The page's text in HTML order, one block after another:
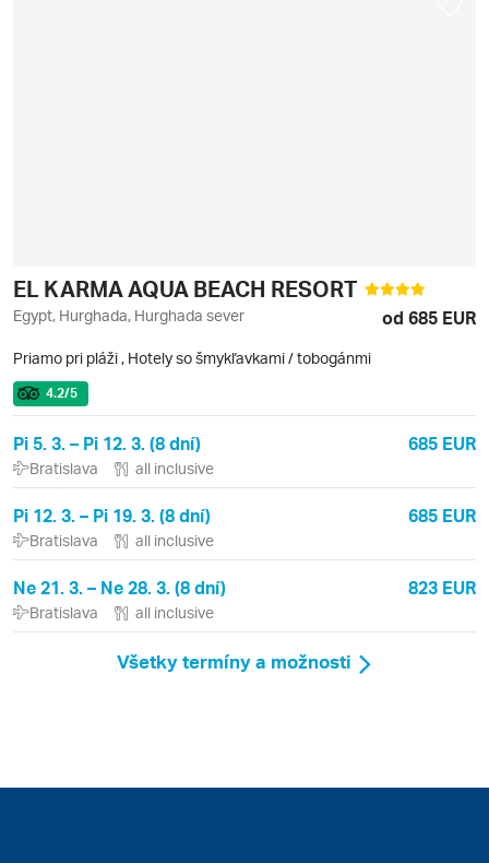
EL KARMA AQUA BEACH RESORT
Egypt, Hurghada, Hurghada sever od 685 EUR
Priamo pri pláži , Hotely so šmykľavkami / tobogánmi
4.2/5
Pi 5. 3. – Pi 12. 3. (8 dní) 685 EUR
Bratislava all inclusive
Pi 12. 3. – Pi 19. 3. (8 dní) 685 EUR
Bratislava all inclusive
Ne 21. 3. – Ne 28. 3. (8 dní) 823 EUR
Bratislava all inclusive
Všetky termíny a možnosti